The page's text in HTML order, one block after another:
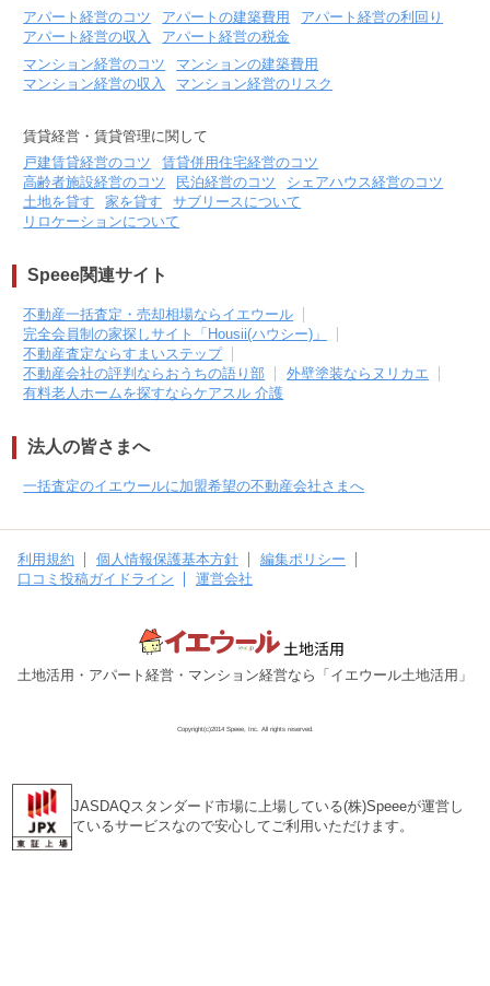
アパート経営のコツ
アパートの建築費用
アパート経営の利回り
アパート経営の収入
アパート経営の税金
マンション経営のコツ
マンションの建築費用
マンション経営の収入
マンション経営のリスク
賃貸経営・賃貸管理に関して
戸建賃貸経営のコツ
賃貸併用住宅経営のコツ
高齢者施設経営のコツ
民泊経営のコツ
シェアハウス経営のコツ
土地を貸す
家を貸す
サブリースについて
リロケーションについて
Speee関連サイト
不動産一括査定・売却相場ならイエウール
完全会員制の家探しサイト「Housii(ハウシー)」
不動産査定ならすまいステップ
不動産会社の評判ならおうちの語り部
外壁塗装ならヌリカエ
有料老人ホームを探すならケアスル 介護
法人の皆さまへ
一括査定のイエウールに加盟希望の不動産会社さまへ
土地活用・アパート経営・マンション経営なら「イエウール土地活用」
利用規約 個人情報保護基本方針
編集ポリシー
口コミ投稿ガイドライン
運営会社
Copyright(c)2014 Speee, Inc. All rights reserved.
JASDAQスタンダード市場に上場している(株)Speeeが運営し
ているサービスなので安心してご利用いただけます。